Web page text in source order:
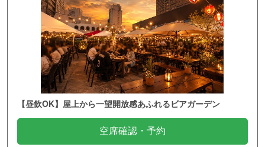
【昼飲OK】屋上から一望開放感あふれるビアガーデン
空席確認・予約